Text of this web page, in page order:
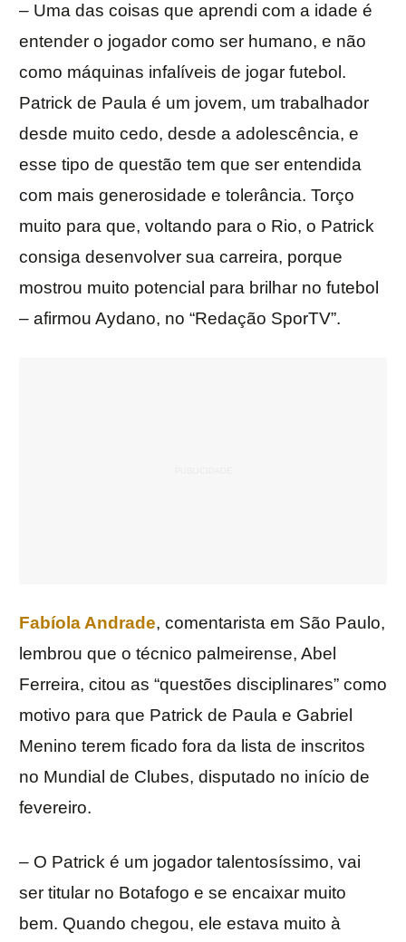
– Uma das coisas que aprendi com a idade é
entender o jogador como ser humano, e não
como máquinas infalíveis de jogar futebol.
Patrick de Paula é um jovem, um trabalhador
desde muito cedo, desde a adolescência, e
esse tipo de questão tem que ser entendida
com mais generosidade e tolerância. Torço
muito para que, voltando para o Rio, o Patrick
consiga desenvolver sua carreira, porque
mostrou muito potencial para brilhar no futebol
– afirmou Aydano, no “Redação SporTV”.
Fabíola Andrade, comentarista em São Paulo,
lembrou que o técnico palmeirense, Abel
Ferreira, citou as “questões disciplinares” como
motivo para que Patrick de Paula e Gabriel
Menino terem ficado fora da lista de inscritos
no Mundial de Clubes, disputado no início de
fevereiro.
– O Patrick é um jogador talentosíssimo, vai
ser titular no Botafogo e se encaixar muito
bem. Quando chegou, ele estava muito à